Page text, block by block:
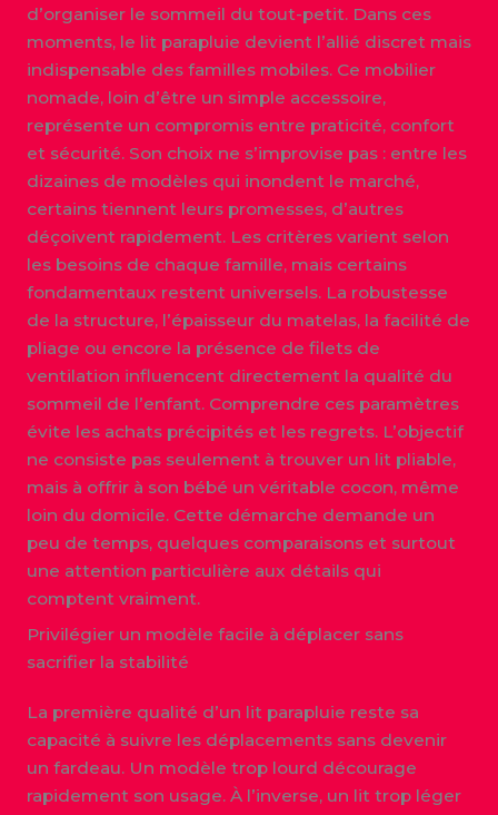
d’organiser le sommeil du tout-petit. Dans ces
moments, le lit parapluie devient l’allié discret mais
indispensable des familles mobiles. Ce mobilier
nomade, loin d’être un simple accessoire,
représente un compromis entre praticité, confort
et sécurité. Son choix ne s’improvise pas : entre les
dizaines de modèles qui inondent le marché,
certains tiennent leurs promesses, d’autres
déçoivent rapidement. Les critères varient selon
les besoins de chaque famille, mais certains
fondamentaux restent universels. La robustesse
de la structure, l’épaisseur du matelas, la facilité de
pliage ou encore la présence de filets de
ventilation influencent directement la qualité du
sommeil de l’enfant. Comprendre ces paramètres
évite les achats précipités et les regrets. L’objectif
ne consiste pas seulement à trouver un lit pliable,
mais à offrir à son bébé un véritable cocon, même
loin du domicile. Cette démarche demande un
peu de temps, quelques comparaisons et surtout
une attention particulière aux détails qui
comptent vraiment.
Privilégier un modèle facile à déplacer sans
sacrifier la stabilité
La première qualité d’un lit parapluie reste sa
capacité à suivre les déplacements sans devenir
un fardeau. Un modèle trop lourd décourage
rapidement son usage. À l’inverse, un lit trop léger